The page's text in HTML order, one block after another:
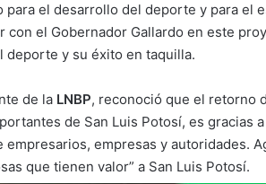
el desarrollo del deporte y para el
el Gobernador Gallardo en este
deporte y su éxito en taquilla.
de la LNBP, reconoció que el retorno
de San Luis Potosí, es gracias a
empresas y autoridades.
que tienen valor” a San Luis Potosí.